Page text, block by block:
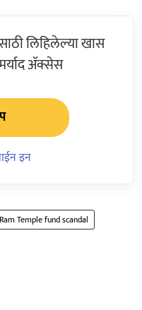
लिहिलेल्या खास
ॲक्सेस
इन
Ram Temple fund scandal